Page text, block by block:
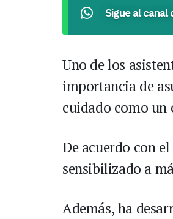
Sigue al canal
Uno de los
importancia de
cuidado como un
De acuerdo con
sensibilizado a
Además, ha